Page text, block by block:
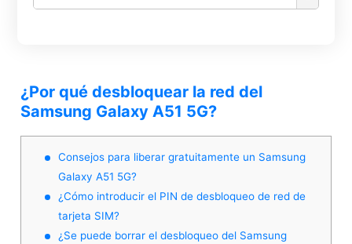
¿Por qué desbloquear la red del
Samsung Galaxy A51 5G?
Consejos para liberar gratuitamente un Samsung
Galaxy A51 5G?
¿Cómo introducir el PIN de desbloqueo de red de
tarjeta SIM?
¿Se puede borrar el desbloqueo del Samsung